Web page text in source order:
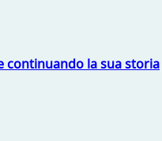
continuando la sua storia